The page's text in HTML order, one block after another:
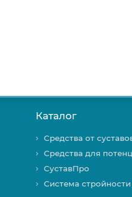
Каталог
Средства от
Средства для
СуставПро
Система стройности